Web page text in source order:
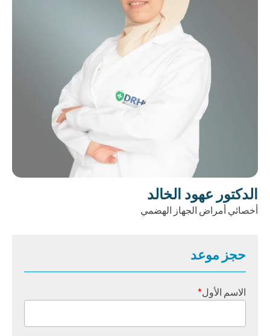
الدكتور عهود الخالد
أخصائي أمراض الجهاز الهضمي
حجز موعد
الاسم الأول*